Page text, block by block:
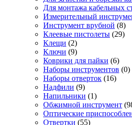
Для монтажа кабельных
Измерительный
Инструмент врубной (8)
Клеевые пистолеты (29)
Клещи (2)
Ключи (9)
Коврики для пайки (6)
Наборы инструментов (0)
Наборы отверток (16)
Надфили (9)
Напильники (1)
Обжимной инструмент
Оптические
Отвертки (55)